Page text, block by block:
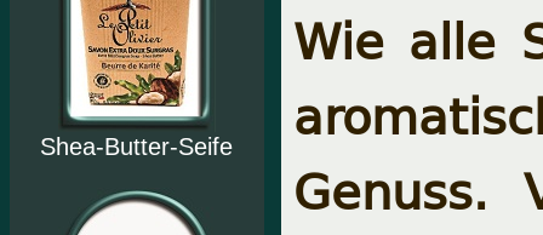
Shea-Butter-Seife
Wie alle
Genuss.